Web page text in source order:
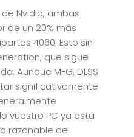
Nvidia, ambas
de un 20% más
4060. Esto sin
que sigue
Aunque MFG, DLSS
significativamente
vuestro PC ya está
razonable de